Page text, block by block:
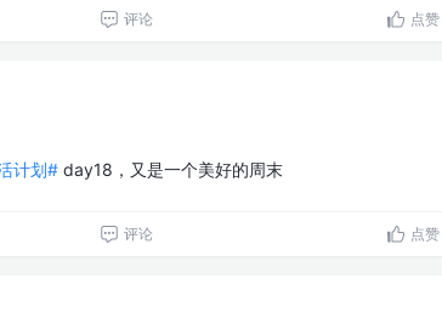
评论 点赞
计划# day18，又是一个美好的周末
评论 点赞